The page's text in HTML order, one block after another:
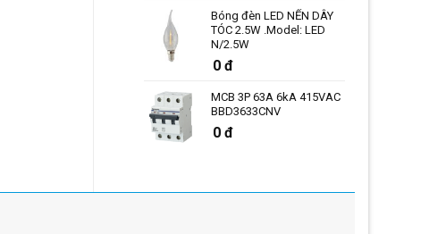
Bóng đèn LED NẾN DÂY
TÓC 2.5W .Model: LED
N/2.5W
0 đ
MCB 3P 63A 6kA 415VAC
BBD3633CNV
0 đ